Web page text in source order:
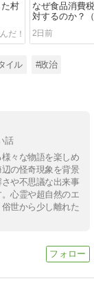
村
なぜ食品消費
対するのか？
題、インボイ
内】
2日前
イル #政治
話
々な物語を楽しめ
の怪奇現象を背景
や不思議な出来事
心霊や超自然のエ
世から少し離れた